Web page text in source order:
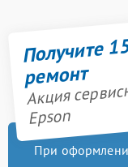
Получите
ремонт
Акция
Epson
При